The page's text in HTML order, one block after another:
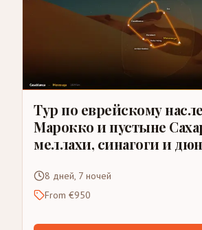
Тур по еврейскому
Марокко и пустыне
меллахи, синагоги и
8 дней, 7 ночей
From €950